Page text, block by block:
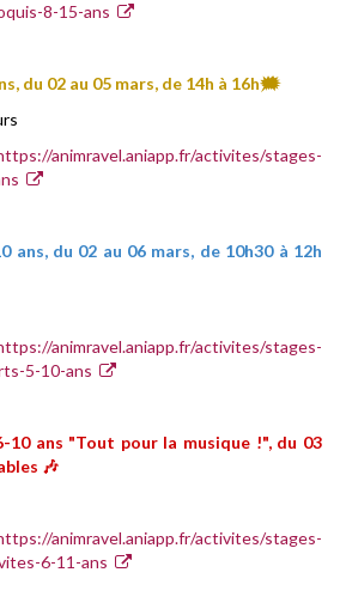
8-15-ans
du 02 au 05 mars, de 14h à 16h🗯
animravel.aniapp.fr/activites/stages-
du 02 au 06 mars, de 10h30 à 12h
animravel.aniapp.fr/activites/stages-
5-10-ans
ans "Tout pour la musique !", du 03
🎶
animravel.aniapp.fr/activites/stages-
6-11-ans